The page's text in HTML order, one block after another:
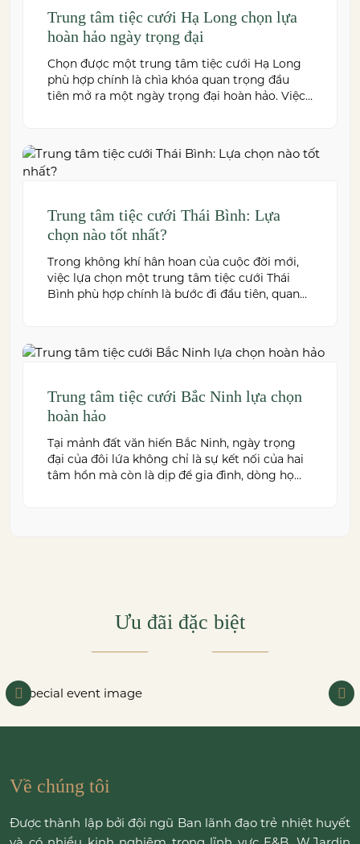
Trung tâm tiệc cưới Hạ Long chọn lựa
hoàn hảo ngày trọng đại
Chọn được một trung tâm tiệc cưới Hạ Long
phù hợp chính là chìa khóa quan trọng đầu
tiên mở ra một ngày trọng đại hoàn hảo. Việc
Trung tâm tiệc cưới Thái Bình: Lựa
chọn nào tốt nhất?
Trong không khí hân hoan của cuộc đời mới,
việc lựa chọn một trung tâm tiệc cưới Thái
Bình phù hợp chính là bước đi đầu tiên, quan
Trung tâm tiệc cưới Bắc Ninh lựa chọn
hoàn hảo
Tại mảnh đất văn hiến Bắc Ninh, ngày trọng
đại của đôi lứa không chỉ là sự kết nối của hai
tâm hồn mà còn là dịp để gia đình, dòng họ
Ưu đãi đặc biệt
Về chúng tôi
Được thành lập bởi đội ngũ Ban lãnh đạo trẻ nhiệt huyết